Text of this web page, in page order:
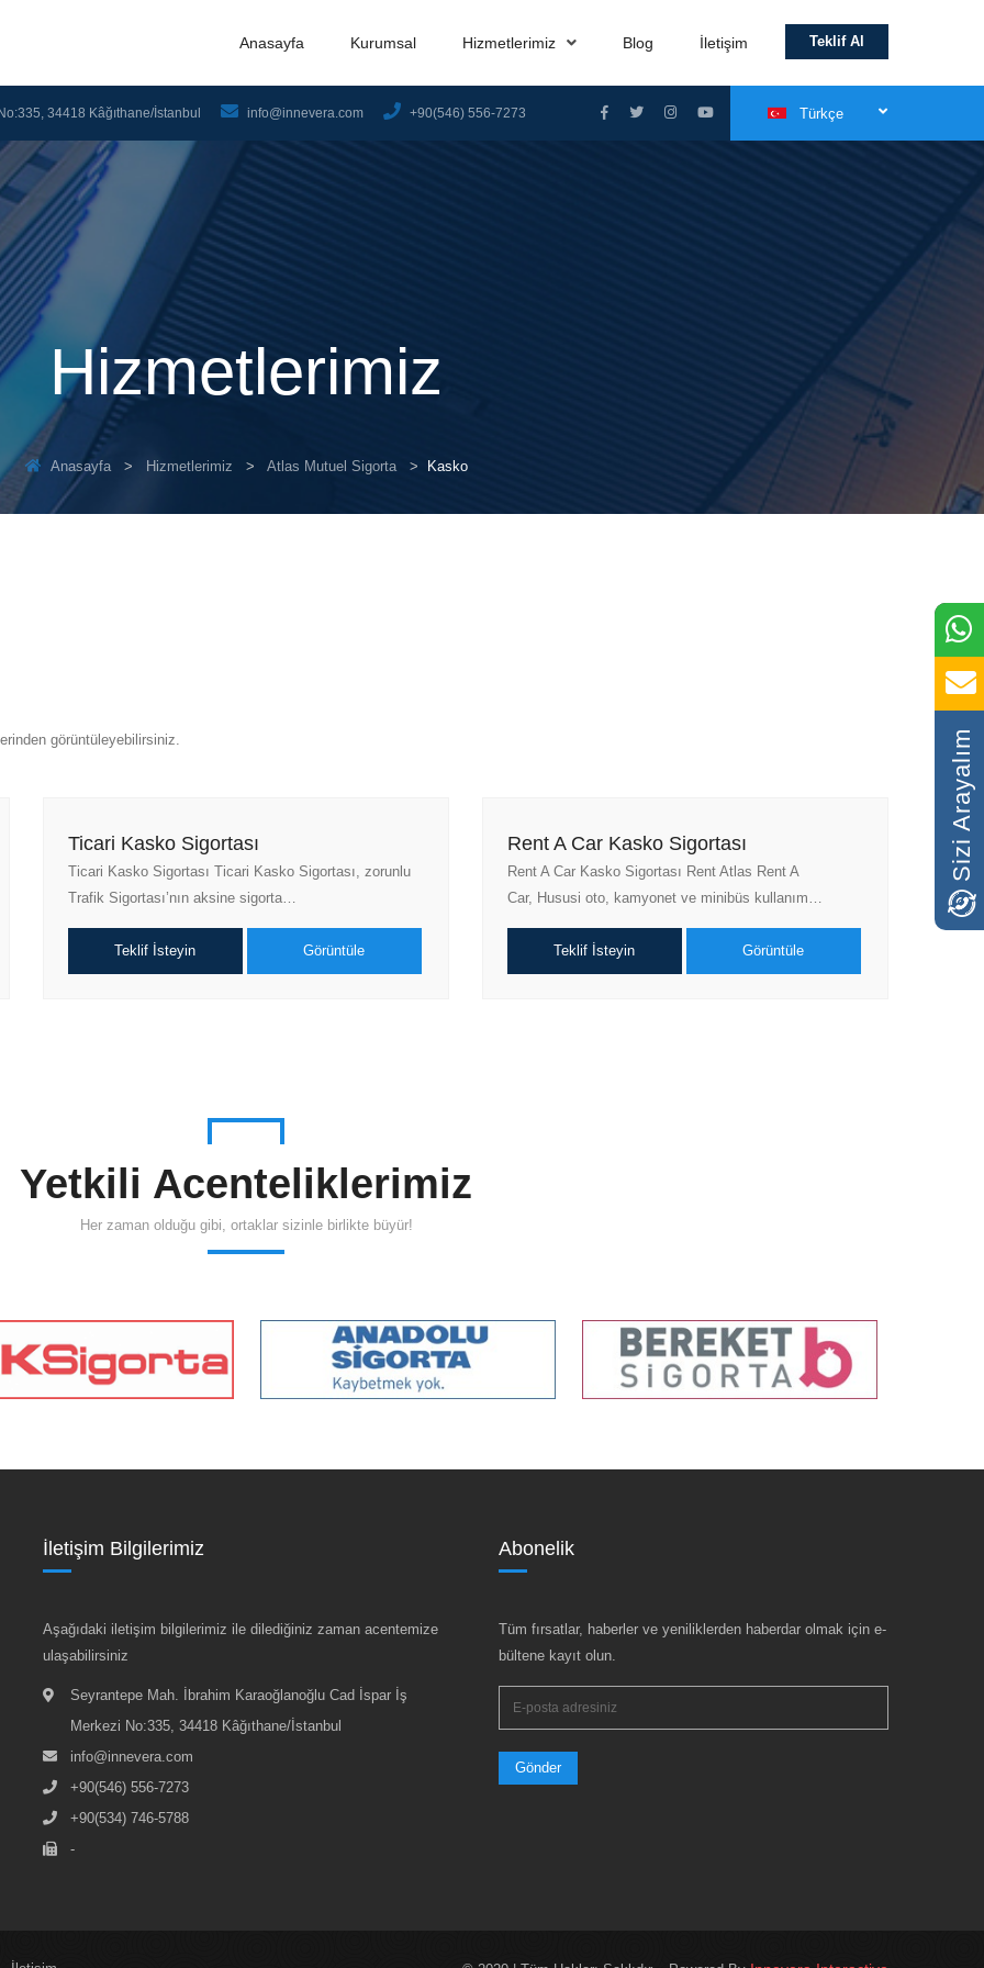
Teklif Al
Anasayfa Kurumsal Hizmetlerimiz Blog İletişim
34418 Kâğıthane/İstanbul info@innevera.com +90(546) 556-7273 Türkçe
Hizmetlerimiz
Anasayfa Hizmetlerimiz Atlas Mutuel Sigorta Kasko
görüntüleyebilirsiniz.
Ticari Kasko Sigortası
Ticari Kasko Sigortası Ticari Kasko Sigortası, zorunlu
Trafik Sigortası’nın aksine sigorta…
Teklif İsteyin Görüntüle
Rent A Car Kasko Sigortası
Rent A Car Kasko Sigortası Rent Atlas Rent A
Car, Hususi oto, kamyonet ve minibüs kullanım…
Teklif İsteyin Görüntüle
Yetkili Acenteliklerimiz
Her zaman olduğu gibi, ortaklar sizinle birlikte büyür!
Sizi Arayalım
İletişim Bilgilerimiz
Aşağıdaki iletişim bilgilerimiz ile dilediğiniz zaman acentemize
ulaşabilirsiniz
Seyrantepe Mah. İbrahim Karaoğlanoğlu Cad İspar İş
Merkezi No:335, 34418 Kâğıthane/İstanbul
info@innevera.com
+90(546) 556-7273
+90(534) 746-5788
-
Abonelik
Tüm fırsatlar, haberler ve yeniliklerden haberdar olmak için e-
bültene kayıt olun.
Gönder